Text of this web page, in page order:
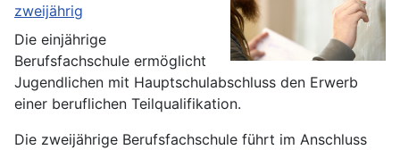
zweijährig
Die einjährige
Berufsfachschule ermöglicht
Jugendlichen mit Hauptschulabschluss den Erwerb
einer beruflichen Teilqualifikation.
Die zweijährige Berufsfachschule führt im Anschluss